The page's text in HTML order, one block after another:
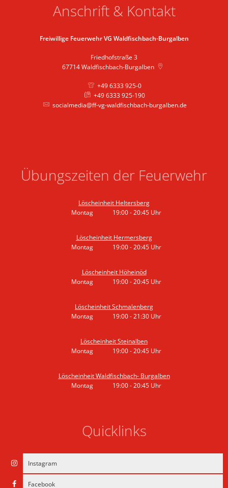
Anschrift & Kontakt
Freiwillige Feuerwehr VG Waldfischbach-Burgalben
Friedhofstraße 3
67714 Waldfischbach-Burgalben
+49 6333 925-0
+49 6333 925-190
socialmedia@ff-vg-waldfischbach-burgalben.de
Übungszeiten der Feuerwehr
Löscheinheit Heltersberg
Montag
19:00-20:45 Uhr
Löscheinheit Hermersberg
Montag
19:00-20:45 Uhr
Löscheinheit Höheinöd
Montag
19:00-20:45 Uhr
Löscheinheit Schmalenberg
Montag
19:00-21:30 Uhr
Löscheinheit Steinalben
Montag
19:00-20:45 Uhr
Löscheinheit Waldfischbach- Burgalben
Montag
19:00-20:45 Uhr
Quicklinks
Instagram
Facebook